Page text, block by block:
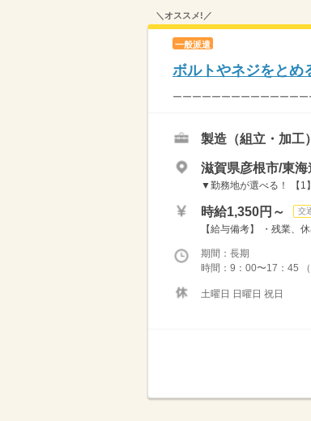
＼オススメ!／
一般派遣
ボルトやネジをとめ
ーーーーーーーーーーーー
製造（組立・加工）
滋賀県彦根市/東海
▼勤務地が選べる！ 【
時給1,350円～ 交
【給与備考】 ・残業、
期間：長期
時間：9：00〜17：45
土曜日 日曜日 祝日